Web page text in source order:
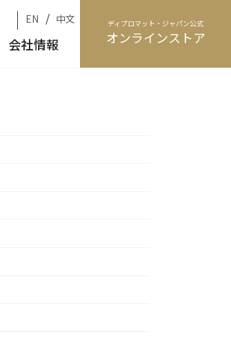
EN / 中文
会社情報
ディプロマット・ジャパン公式
オンラインストア